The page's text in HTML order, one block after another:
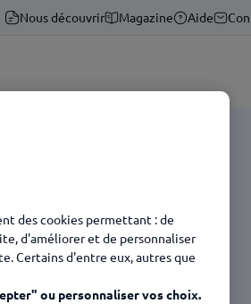
Nous découvrir Magazine Aide
Ticket Service
des cookies permettant : de
d'améliorer et de personnaliser
Certains d'entre eux, autres que
ou personnaliser vos choix.